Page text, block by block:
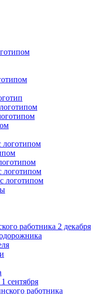
логотипом
логотипом
логотипом
работника 2 декабря
сентября
работника